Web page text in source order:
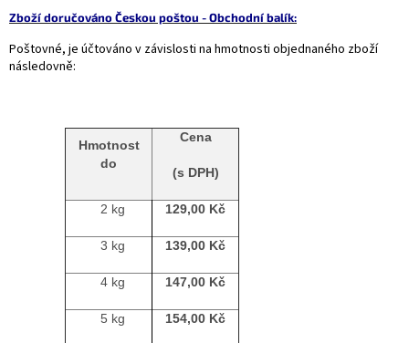
Zboží doručováno Českou poštou - Obchodní balík:
Poštovné, je účtováno v závislosti na hmotnosti objednaného zboží
následovně:
Hmotnost
do
Cena
(s DPH)
2 kg 129,00 Kč
3 kg 139,00 Kč
4 kg 147,00 Kč
5 kg 154,00 Kč